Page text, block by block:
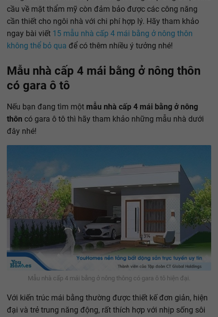
cầu về mặt thẩm mỹ còn đảm bảo được các công năng
cần thiết cho ngôi nhà với chi phí hợp lý. Hãy tham khảo
ngay bài viết 15 mẫu nhà cấp 4 mái bằng ở nông thôn
không thể bỏ qua để có thêm nhiều ý tưởng nhé!
Mẫu nhà cấp 4 mái bằng ở nông thôn
có gara ô tô
Nếu bạn đang tìm một mẫu nhà cấp 4 mái bằng ở nông
thôn có gara ô tô thì hãy tham khảo những mẫu nhà dưới
đây nhé!
Mẫu nhà cấp 4 mái bằng ở nông thông có gara ô tô hiện đại.
Với kiến trúc mái bằng thường được thiết kế đơn giản, hiện
đại và trẻ trung năng động, rất thích hợp với nhịp sống sôi